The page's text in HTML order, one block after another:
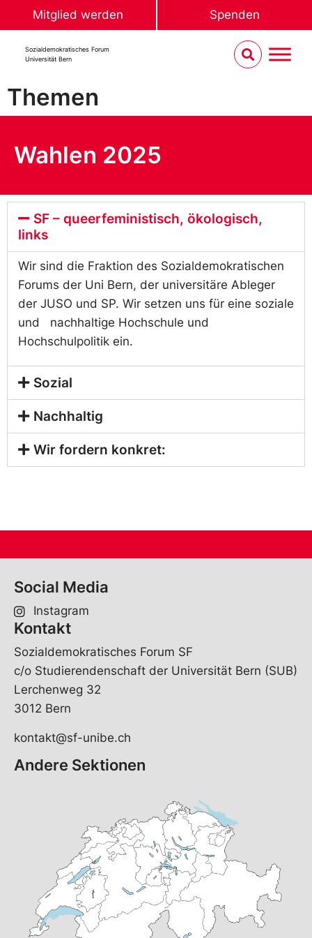
Mitglied werden Spenden
Sozialdemokratisches Forum
Universität Bern
Themen
Wahlen 2025
SF – queerfeministisch, ökologisch,
links
Wir sind die Fraktion des Sozialdemokratischen
Forums der Uni Bern, der universitäre Ableger
der JUSO und SP. Wir setzen uns für eine soziale
und nachhaltige Hochschule und
Hochschulpolitik ein.
Sozial
Nachhaltig
Wir fordern konkret:
Social Media
Instagram
Kontakt
Sozialdemokratisches Forum SF
c/o Studierendenschaft der Universität Bern (SUB)
Lerchenweg 32
3012 Bern
kontakt@sf-unibe.ch
Andere Sektionen